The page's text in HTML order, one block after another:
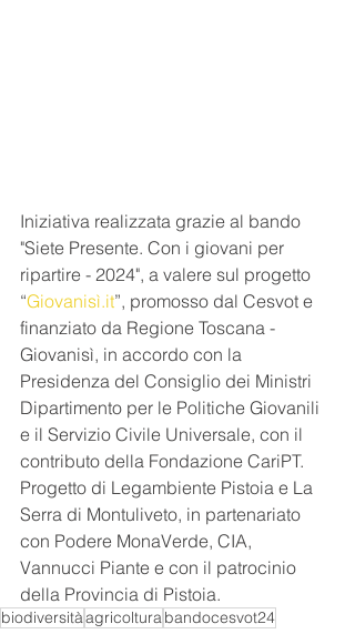
Iniziativa realizzata grazie al bando
"Siete Presente. Con i giovani per
ripartire - 2024", a valere sul progetto
“Giovanisì.it”, promosso dal Cesvot e
finanziato da Regione Toscana -
Giovanisì, in accordo con la
Presidenza del Consiglio dei Ministri
Dipartimento per le Politiche Giovanili
e il Servizio Civile Universale, con il
contributo della Fondazione CariPT.
Progetto di Legambiente Pistoia e La
Serra di Montuliveto, in partenariato
con Podere MonaVerde, CIA,
Vannucci Piante e con il patrocinio
della Provincia di Pistoia.
biodiversitàagricolturabandocesvot24